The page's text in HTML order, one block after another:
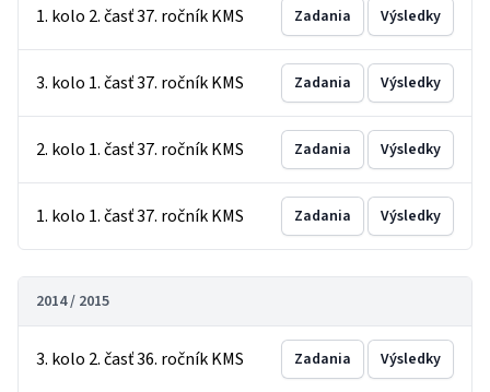
1. kolo 2. časť 37. ročník KMS Zadania Výsledky
3. kolo 1. časť 37. ročník KMS Zadania Výsledky
2. kolo 1. časť 37. ročník KMS Zadania Výsledky
1. kolo 1. časť 37. ročník KMS Zadania Výsledky
2014 / 2015
3. kolo 2. časť 36. ročník KMS Zadania Výsledky